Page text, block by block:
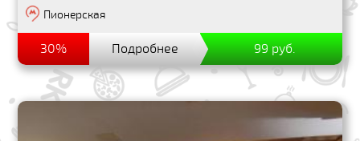
Пионерская
30% Подробнее 99 руб.